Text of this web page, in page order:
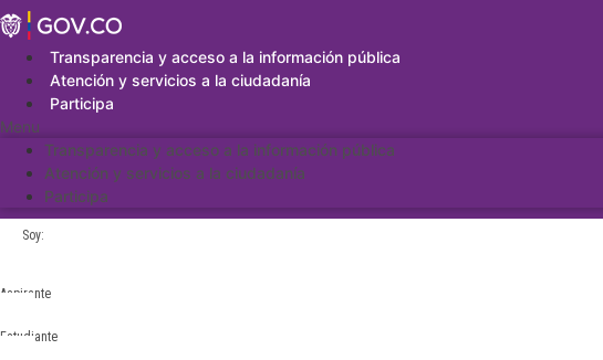
Saltar
al
contenidoTransparencia y acceso a la información pública
Atención y servicios a la ciudadanía
Participa
Menu
Transparencia y acceso a la información pública
Atención y servicios a la ciudadanía
Participa
Soy:
Aspirante
Estudiante